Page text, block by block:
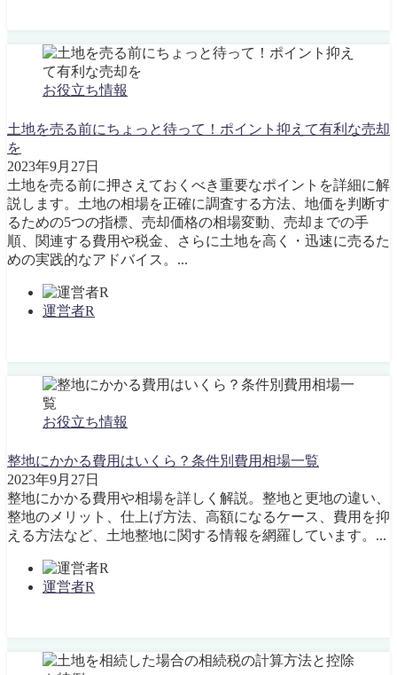
お役立ち情報
土地を売る前にちょっと待って！ポイント抑えて有利な売却
を
2023年9月27日
土地を売る前に押さえておくべき重要なポイントを詳細に解
説します。土地の相場を正確に調査する方法、地価を判断す
るための5つの指標、売却価格の相場変動、売却までの手
順、関連する費用や税金、さらに土地を高く・迅速に売るた
めの実践的なアドバイス。...
運営者R
お役立ち情報
整地にかかる費用はいくら？条件別費用相場一覧
2023年9月27日
整地にかかる費用や相場を詳しく解説。整地と更地の違い、
整地のメリット、仕上げ方法、高額になるケース、費用を抑
える方法など、土地整地に関する情報を網羅しています。...
運営者R